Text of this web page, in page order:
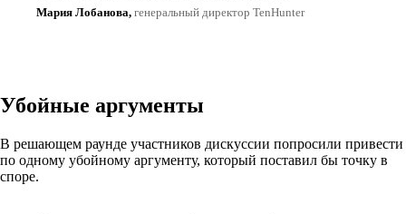
Мария Лобанова, генеральный директор TenHunter
Убойные аргументы
В решающем раунде участников дискуссии попросили привести
по одному убойному аргументу, который поставил бы точку в
споре.